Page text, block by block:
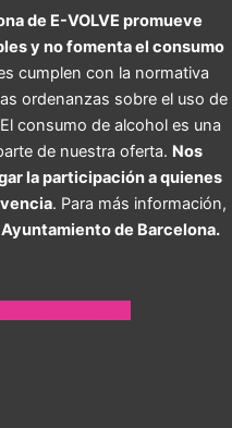
de E-VOLVE promueve
y no fomenta el consumo
cumplen con la normativa
ordenanzas sobre el uso de
consumo de alcohol es una
de nuestra oferta. Nos
la participación a quienes
. Para más información,
de Barcelona.